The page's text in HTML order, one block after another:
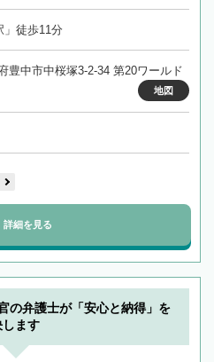
」徒歩11分
豊中市中桜塚3-2-34 第20ワールド
地図
詳細を見る
の弁護士が「安心と納得」を
ます